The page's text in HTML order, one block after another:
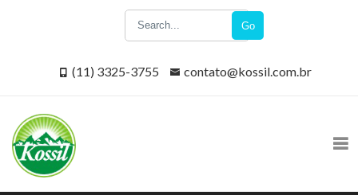
Go
(11) 3325-3755 contato@kossil.com.br